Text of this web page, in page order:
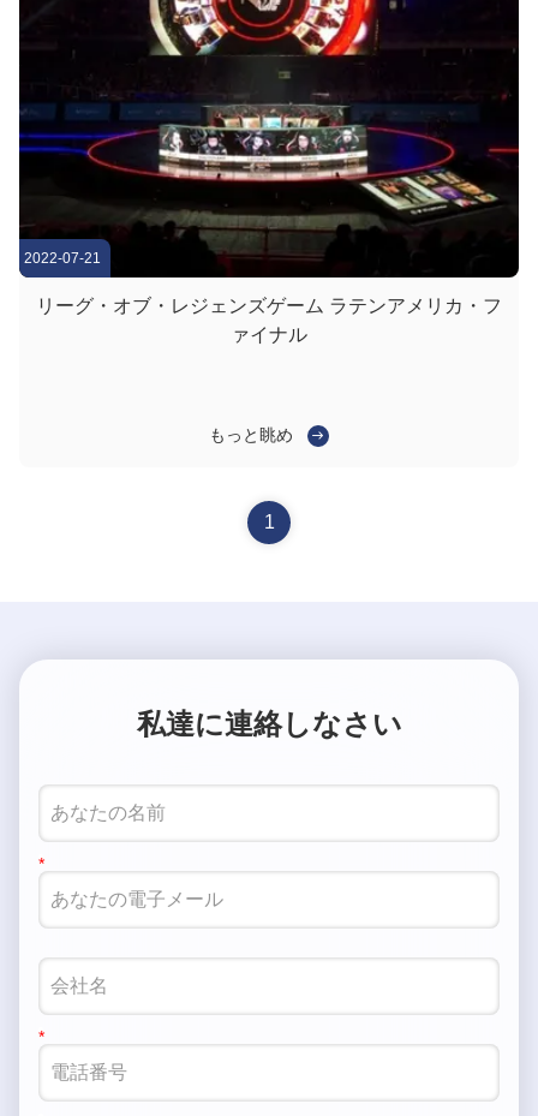
2022-07-21
リーグ・オブ・レジェンズゲーム ラテンアメリカ・フ
ァイナル
もっと眺め
1
私達に連絡しなさい